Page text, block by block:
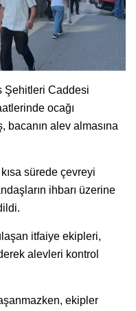
Şehitleri Caddesi
ocağı
bacanın alev almasına
sürede çevreyi
ihbarı üzerine
itfaiye ekipleri,
alevleri kontrol
ekipler